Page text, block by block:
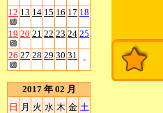
12 13 14 15 16 17 18
19 20 21 22 23 24 25
26 27 28 29 30 31 -
2017 年 02 月
日 月 火 水 木 金 土